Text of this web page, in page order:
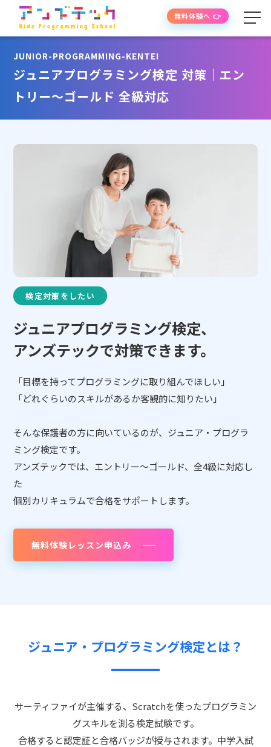
学べる内容
先生紹介
授業時間・料金
よくあるご質問
生徒・保護者の声
📖 資料請求
👉 無料体験お申込
無料体験へ 👉
JUNIOR-PROGRAMMING-KENTEI
ジュニアプログラミング検定 対策｜エン
トリー〜ゴールド 全級対応
検定対策をしたい
ジュニアプログラミング検定、
アンズテックで対策できます。
「目標を持ってプログラミングに取り組んでほしい」
「どれぐらいのスキルがあるか客観的に知りたい」
そんな保護者の方に向いているのが、ジュニア・プログラ
ミング検定です。
アンズテックでは、エントリー〜ゴールド、全4級に対応し
た
個別カリキュラムで合格をサポートします。
無料体験レッスン申込み
ジュニア・プログラミング検定とは？
サーティファイが主催する、Scratchを使ったプログラミン
グスキルを測る検定試験です。
合格すると認定証と合格バッジが授与されます。中学入試